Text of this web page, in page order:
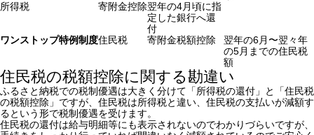
所得税
寄附金控除翌年の4月頃に指
定した銀行へ還
付
ワンストップ特例制度住民税 寄附金税額控除
翌年の6月〜翌々年
の5月までの住民税
額
住民税の税額控除に関する勘違い
ふるさと納税での税制優遇は大きく分けて「所得税の還付」と「住民税
の税額控除」ですが、住民税は所得税と違い、住民税の支払いが減額す
るという形で税制優遇を受けます。
住民税の還付は給与明細等にも表示されないのでわかりづらいですが、